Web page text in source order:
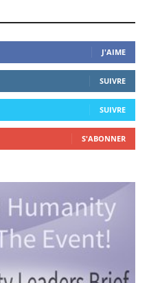
J'AIME
SUIVRE
SUIVRE
S'ABONNER